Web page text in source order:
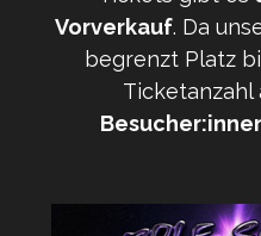
Vorverkauf. Da
begrenzt Platz
Ticketanzahl